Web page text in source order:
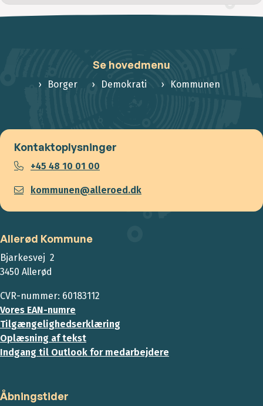
Se hovedmenu
Borger Demokrati Kommunen
Kontaktoplysninger
+45 48 10 01 00
kommunen@alleroed.dk
Allerød Kommune
Bjarkesvej 2
3450 Allerød
CVR-nummer: 60183112
Vores EAN-numre
Tilgængelighedserklæring
Oplæsning af tekst
Indgang til Outlook for medarbejdere
Åbningstider